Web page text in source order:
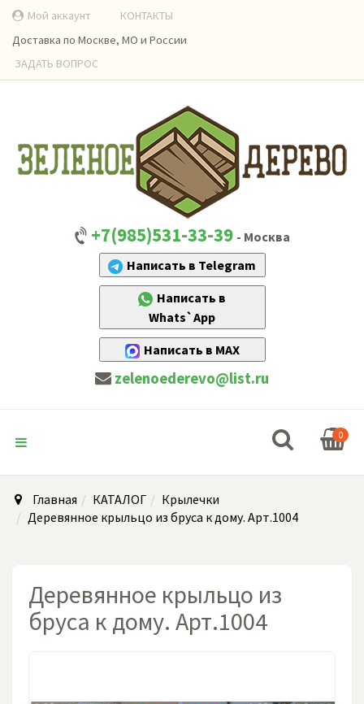
Мой аккаунт
КОНТАКТЫ
Доставка по Москве, МО и России
ЗАДАТЬ ВОПРОС
+7(985)531-33-39 - Москва
Написать в Telegram
Написать в
Whats`App
Написать в MAX
zelenoederevo@list.ru
0
Главная КАТАЛОГ
Крылечки
Деревянное крыльцо из бруса к дому. Арт.1004
Деревянное крыльцо из
бруса к дому. Арт.1004